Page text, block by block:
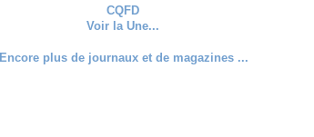
CQFD
Voir la Une...
Encore plus de journaux et de magazines ...